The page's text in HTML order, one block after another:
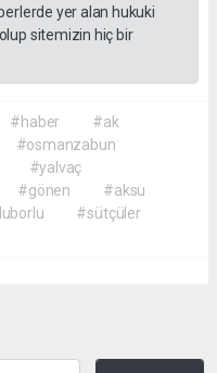
yer alan hukuki
sitemizin hiç bir
#haber
#ak
#osmanzabun
#yalvaç
#gönen
#aksu
#sütçüler